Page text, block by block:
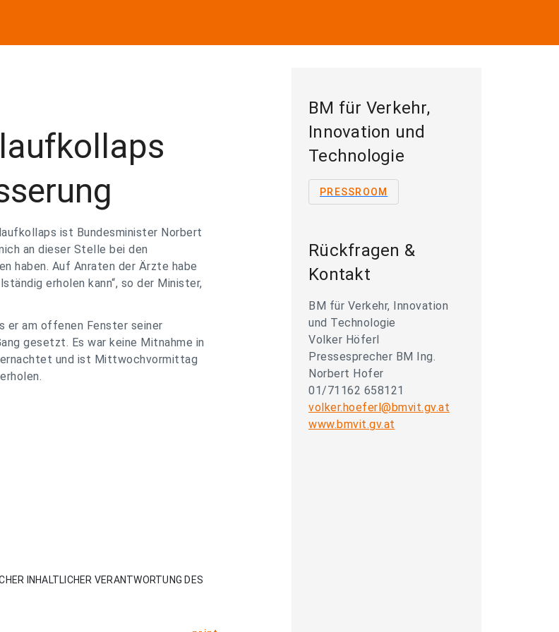
ist Bundesminister Norbert
an dieser Stelle bei den
haben. Auf Anraten der Ärzte habe
erholen kann“, so der Minister,
er am offenen Fenster seiner
gesetzt. Es war keine Mitnahme in
und ist Mittwochvormittag
INHALTLICHER VERANTWORTUNG DES
BM für Verkehr,
Innovation und
Technologie
PRESSROOM
Rückfragen &
Kontakt
BM für Verkehr, Innovation
und Technologie
Volker Höferl
Pressesprecher BM Ing.
Norbert Hofer
01/71162 658121
volker.hoeferl@bmvit.gv.at
www.bmvit.gv.at